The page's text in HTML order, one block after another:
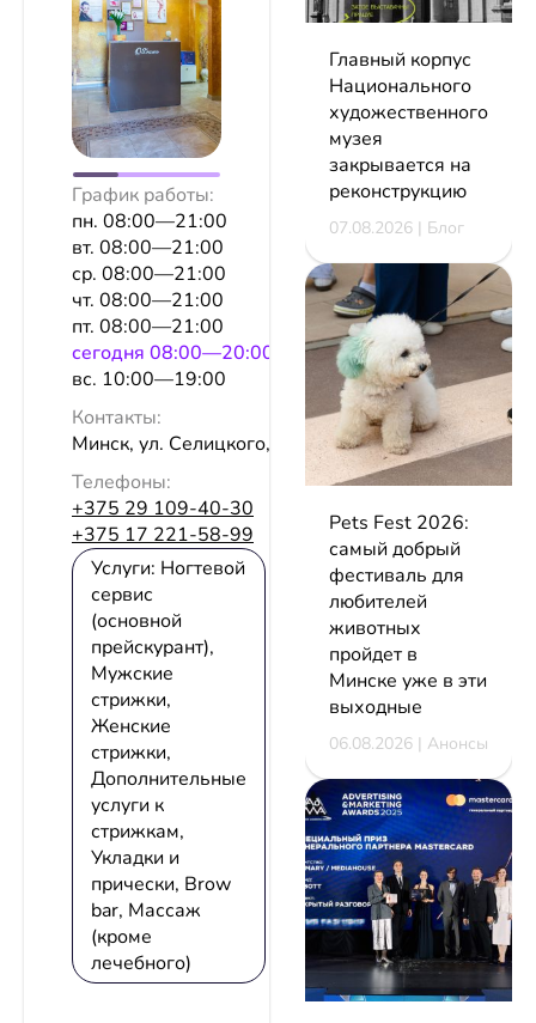
График работы:
пн. 08:00—21:00
вт. 08:00—21:00
ср. 08:00—21:00
чт. 08:00—21:00
пт. 08:00—21:00
сeгодня 08:00—20:00
вс. 10:00—19:00
Контакты:
Минск, ул. Селицкого, 67
Телефоны:
+375 29 109-40-30
+375 17 221-58-99
Услуги: Ногтевой
сервис
(основной
прейскурант),
Мужские
стрижки,
Женские
стрижки,
Дополнительные
услуги к
стрижкам,
Укладки и
прически, Brow
bar, Массаж
(кроме
лечебного)
Главный корпус
Национального
художественного
музея
закрывается на
реконструкцию
07.08.2026 | Блог
Pets Fest 2026:
самый добрый
фестиваль для
любителей
животных
пройдет в
Минске уже в эти
выходные
06.08.2026 | Анонсы